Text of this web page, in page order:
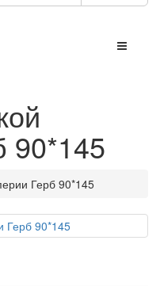
90*145
Герб 90*145